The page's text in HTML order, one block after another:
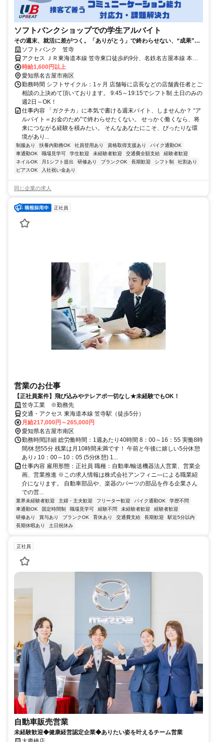
ソフトバンクショップでの学生アルバイト
その週末、就活に差がつく。「ありがとう」で終わらせない、“成果”の
あるアルバイト。
ソフトバンク 笠寺
アクセス ＪＲ東海道本線 笠寺東口徒歩約9分、名鉄名古屋本線 本笠
寺徒歩約9分、名鉄名古屋本線 本星崎徒歩約15分
時給1,600円以上
愛知県名古屋市南区
勤務時間 シフトサイクル：1ヶ月 店舗毎に店長などの店舗責任者とご
相談の上決めて頂いております。 9:45～19:15でシフト制 土日のみの
週2日～OK！
仕事内容 「ガクチカ」に本気で書ける週末バイト、しませんか？ “ア
ルバイト＝お金のため”で終わらせたくない。 せっかく働くなら、将
来につながる経験を積みたい。 そんなあなたにこそ、ぴったりな環
境があり...
制服あり 扶養内勤務OK 社員登用あり 資格取得支援あり
バイク通勤OK
車通勤OK
職場見学可 学生歓迎 未経験者歓迎 交通費全額支給
経験者歓迎
ネイルOK
月1シフト提出 研修あり ブランクOK 長期歓迎 シフト制
社割あり
ピアスOK
入社祝い金あり
同じ企業の求人
正社員
営業のお仕事
【正社員案件】飛び込みやテレアポ一切なし★未経験でもOK！
笠寺工業 ※勤務先
交通・アクセス 東海道本線 笠寺駅（徒歩5分）
月給217,000円～265,000円
愛知県名古屋市南区
勤務時間詳細 総労働時間：1週あたり40時間 8：00～16：55 実働8時
間/休憩55分 残業は月10時間未満です！ 午前と午後に嬉しい5分休憩
あり♪ 10：00～10：05 (5分休憩) 1...
仕事内容 雇用形態：正社員 職種：自動車/輸送機器法人営業、営業企
画、営業推進 ※この求人情報は株式会社アンフィニ―による職業紹
介になります。 自動車部品や、楽器のパーツの部品を作る企業さん
での営...
業界未経験者歓迎 主婦・主夫歓迎 フリーター歓迎 バイク通勤OK
学歴不問
車通勤OK
固定時間制 職場見学可 経験不問 未経験者歓迎
経験者歓迎
研修あり
賞与あり ブランクOK 育休あり 交通費支給 長期歓迎
駅近5分以内
長期休暇あり
土日祝休み
正社員
自動車販売営業
未経験歓迎◆健康経営認定企業◆ありたい姿を叶えるチーム営業